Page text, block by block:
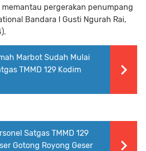
pergerakan penumpang
Bandara I Gusti Ngurah Rai,
Marbot Sudah Mulai
TMMD 129 Kodim
Satgas TMMD 129
Gotong Royong Geser